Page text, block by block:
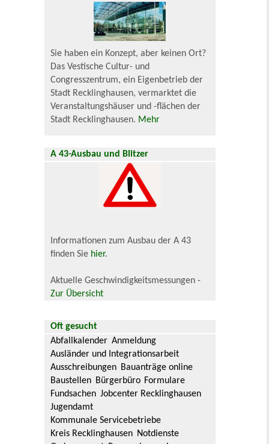
Sie haben ein Konzept, aber keinen Ort?
Das Vestische Cultur- und
Congresszentrum, ein Eigenbetrieb der
Stadt Recklinghausen, vermarktet die
Veranstaltungshäuser und -flächen der
Stadt Recklinghausen. Mehr
A 43-Ausbau und Blitzer
Informationen zum Ausbau der A 43
finden Sie hier.
Aktuelle Geschwindigkeitsmessungen -
Zur Übersicht
Oft gesucht
Abfallkalender Anmeldung
Ausländer und Integrationsarbeit
Ausschreibungen Bauanträge online
Baustellen Bürgerbüro Formulare
Fundsachen Jobcenter Recklinghausen
Jugendamt
Kommunale Servicebetriebe
Kreis Recklinghausen Notdienste